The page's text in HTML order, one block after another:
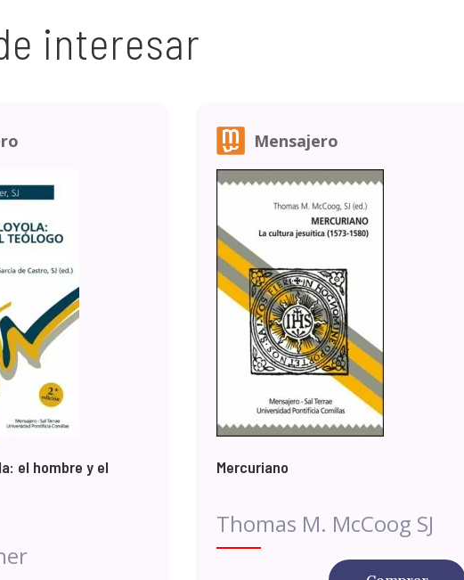
interesar
el hombre y el
Mensajero
Mercuriano
Thomas M. McCoog SJ